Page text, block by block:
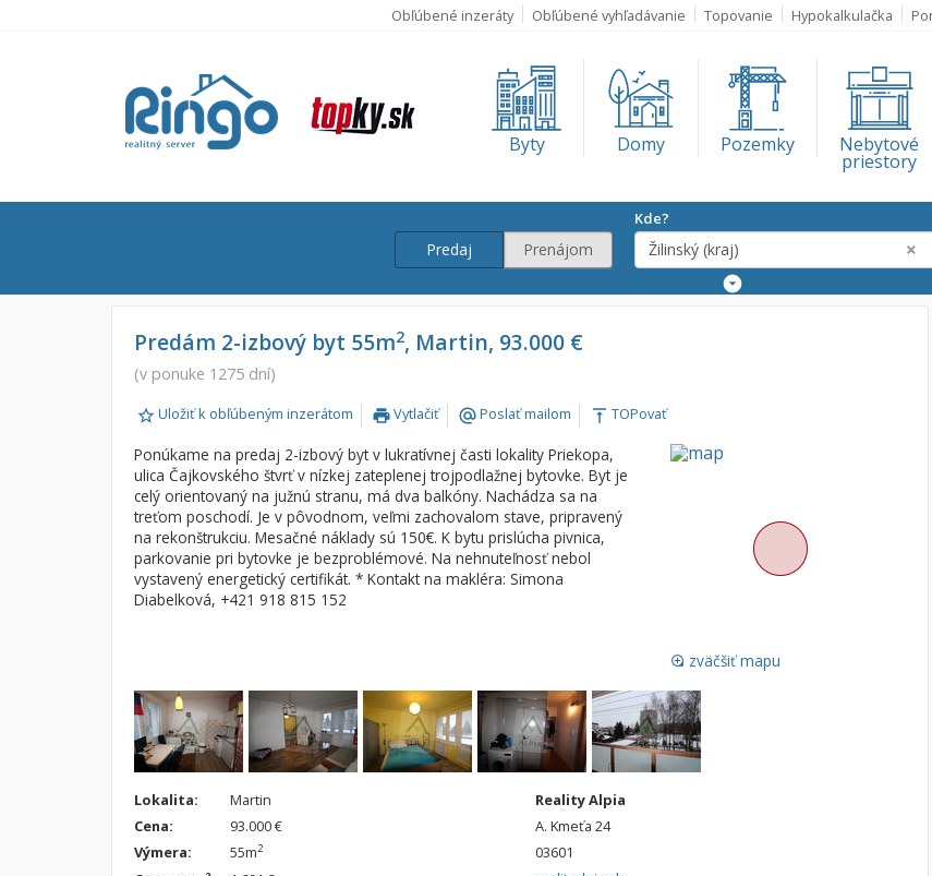
Obľúbené inzeráty Obľúbené vyhľadávanie Topovanie Hypokalkulačka
Byty Domy Pozemky Nebytové
priestory
Predaj Prenájom
Kde?
×
Žilinský (kraj)
Predaj
Prenájom
Byt
Garsónky
Dvojgarsónky
4 a viac izbové byty
Dom
Vila
Chalupa
Pozemok
Stavebné pozemky
Bývanie a rekreácia
Iný poľnohospodársky pozemok
Uložiť vyhľadávanie
Predám 2-izbový byt 55m2, Martin, 93.000 €
(v ponuke 1275 dní)
Uložiť k obľúbeným inzerátom printVytlačiť alternate_emailPoslať mailom vertical_align_top TOPovať
Ponúkame na predaj 2-izbový byt v lukratívnej časti lokality Priekopa,
ulica Čajkovského štvrť v nízkej zateplenej trojpodlažnej bytovke. Byt je
celý orientovaný na južnú stranu, má dva balkóny. Nachádza sa na
treťom poschodí. Je v pôvodnom, veľmi zachovalom stave, pripravený
na rekonštrukciu. Mesačné náklady sú 150€. K bytu prislúcha pivnica,
parkovanie pri bytovke je bezproblémové. Na nehnuteľnosť nebol
vystavený energetický certifikát. * Kontakt na makléra: Simona
Diabelková, +421 918 815 152
loupe zväčšiť mapu
Lokalita:
Martin
Cena:
93.000 €
Výmera:
55m2
Reality Alpia
A. Kmeťa 24
03601